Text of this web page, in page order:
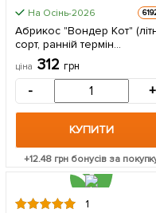
На Осінь-2026
Абрикос "Вондер Кот"
сорт, ранній термін
дозрівання) 1 саджанець в
упаковці
ціна 312грн
- +
КУПИТИ
+12.48грн бонусів за
1